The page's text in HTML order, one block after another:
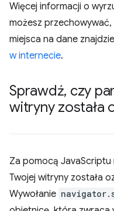
Więcej informacji o
możesz
miejsca na dane
w internecie.
Sprawdź, czy
witryny została
Za pomocą
Twojej witryny została
Wywołanie